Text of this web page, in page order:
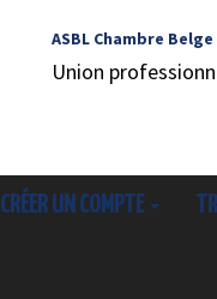
ASBL Chambre
Union
CRÉER UN COMPTE